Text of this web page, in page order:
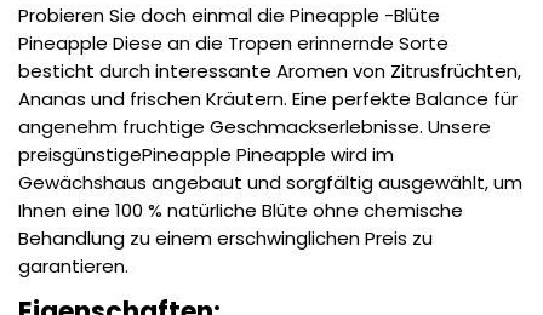
Probieren Sie doch einmal die Pineapple -Blüte
Pineapple Diese an die Tropen erinnernde Sorte
besticht durch interessante Aromen von Zitrusfrüchten,
Ananas und frischen Kräutern. Eine perfekte Balance für
angenehm fruchtige Geschmackserlebnisse. Unsere
preisgünstigePineapple Pineapple wird im
Gewächshaus angebaut und sorgfältig ausgewählt, um
Ihnen eine 100 % natürliche Blüte ohne chemische
Behandlung zu einem erschwinglichen Preis zu
garantieren.